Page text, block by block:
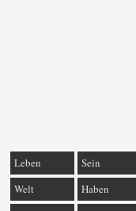
Leben Sein
Welt
Haben